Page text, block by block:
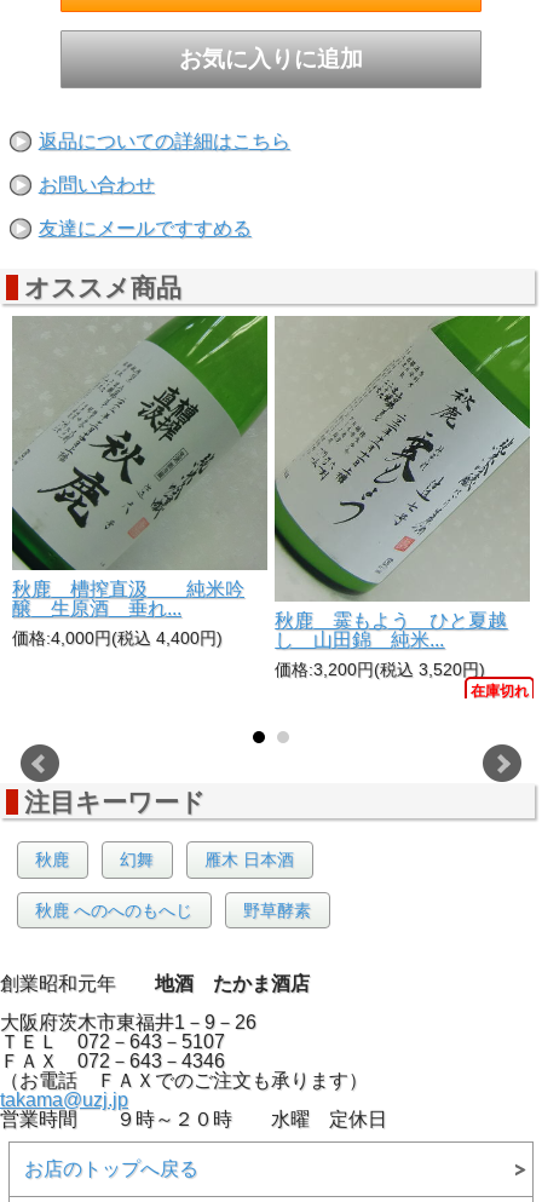
数値的な甘さをオリが心地よく引き締めています
アルコール１４度の飲みやすさに加え
グラスに注いだとき炭酸ガスが白いにごりを湧き上げ涼しさ
日本酒初心者から酒通をも納得
雁木 スパークリング 活性にごり 純米生原酒
「にごり酒」 とゆうよりも白く涼しさを演出する純米ジャ
２００６年にデビュー以来年々完成度を高め
新しい日本酒ファンの創造に貢献しています
心地よい爽やかな甘さ
本年度はさらに味わいに磨きがかかりスムーズさが増してい
アルコール１４度と暑い日にも飲みやすく
日本酒になじみのない方から酒通をも納得させる飲み口
（１４度原酒、加水はされていません）;
生きているお酒（酵母）
瓶内で発酵する元気な酵母は私たちをも元気にしてくれそう
です
軽快・爽やかな甘み
乾杯酒として、食前・食中としても料理を選びません
雁木では毎年仕込みの量を増やし対応していただいています
夏くらいには切れてしまいます、お早めにご購入下さい。
開栓 ご注意
活発な炭酸ガスが内包されています、良く冷やした状態で
ゆっくり開閉しガスを逃がして開けてください
山田錦６０％精白 酒度－12 アルコール14～15度 容量
720ml
返品についての詳細はこちら
お問い合わせ
友達にメールですすめる
オススメ商品
秋鹿 槽搾直汲 純米吟
醸 生原酒 垂れ...
価格:4,000円(税込 4,400円)
秋鹿 霙もよう ひと夏越
し 山田錦 純米...
価格:3,200円(税込 3,520円)
在庫切れ
注目キーワード
秋鹿 幻舞 雁木 日本酒
秋鹿 へのへのもへじ 野草酵素
創業昭和元年 地酒 たかま酒店
大阪府茨木市東福井1－9－26
ＴＥＬ 072－643－5107
ＦＡＸ 072－643－4346
（お電話 ＦＡＸでのご注文も承ります）
takama@uzj.jp
営業時間 ９時～２０時 水曜 定休日
お店のトップへ戻る